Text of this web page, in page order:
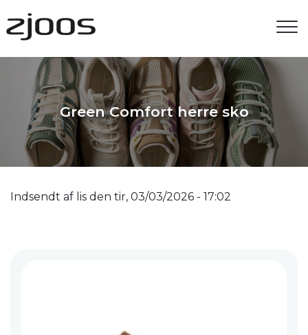
til
hovedindhold
Green Comfort herre sko
Indsendt af lis den tir, 03/03/2026 - 17:02